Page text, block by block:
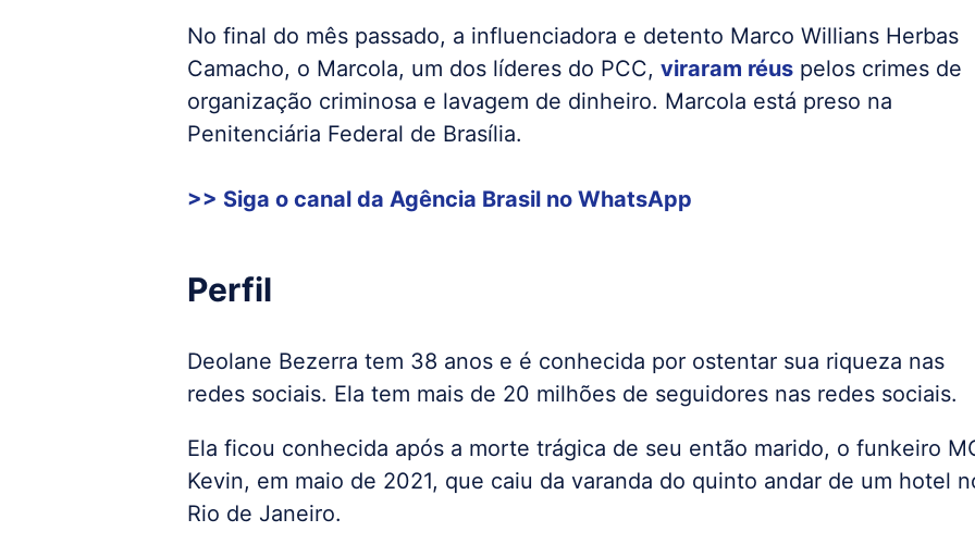
No final do mês passado, a influenciadora e detento Marco Willians Herbas
Camacho, o Marcola, um dos líderes do PCC, viraram réus pelos crimes de
organização criminosa e lavagem de dinheiro. Marcola está preso na
Penitenciária Federal de Brasília.
>> Siga o canal da Agência Brasil no WhatsApp
Perfil
Deolane Bezerra tem 38 anos e é conhecida por ostentar sua riqueza nas
redes sociais. Ela tem mais de 20 milhões de seguidores nas redes sociais.
Ela ficou conhecida após a morte trágica de seu então marido, o funkeiro
Kevin, em maio de 2021, que caiu da varanda do quinto andar de um hotel
Rio de Janeiro.